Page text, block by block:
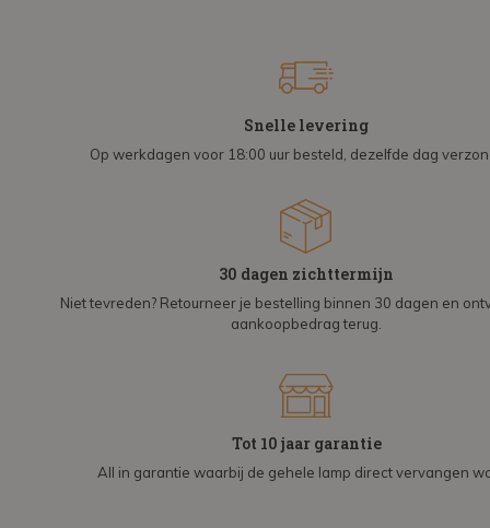
Snelle levering
Op werkdagen voor 18:00 uur besteld, dezelfde dag
30 dagen zichttermijn
Niet tevreden? Retourneer je bestelling binnen 30 dagen en
aankoopbedrag terug.
Tot 10 jaar garantie
All in garantie waarbij de gehele lamp direct vervangen